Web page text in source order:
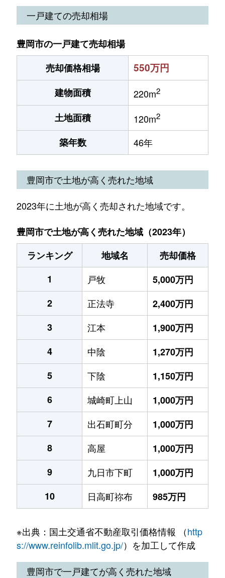
一戸建ての売却相場
豊岡市の一戸建て売却相場
売却価格相場
550万円
建物面積 220m2
土地面積 120m2
築年数 46年
豊岡市で土地が高く売れた地域
2023年に土地が高く売却された地域です。
豊岡市で土地が高く売れた地域（2023年）
ランキング
地域名
売却価格
1
戸牧
5,000万円
2
正法寺
2,400万円
3
江本
1,900万円
4
中陰
1,270万円
5
下陰
1,150万円
6
城崎町上山
1,000万円
7
出石町町分
1,000万円
8
高屋
1,000万円
9
九日市下町
1,000万円
10
日高町祢布 985万円
※出典：国土交通省不動産取引価格情報 （http
s://www.reinfolib.mlit.go.jp/）を加工して作成
豊岡市で一戸建てが高く売れた地域